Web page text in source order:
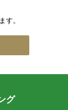
す。
グ